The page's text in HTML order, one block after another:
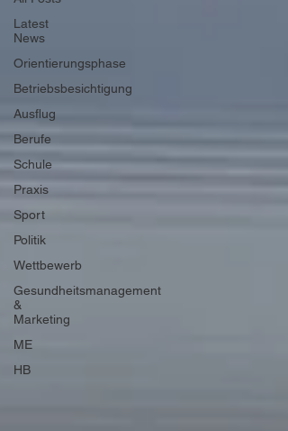
Latest
News
Orientierungsphase
Betriebsbesichtigung
Ausflug
Berufe
Schule
Praxis
Sport
Politik
Wettbewerb
Gesundheitsmanagement
&
Marketing
ME
HB